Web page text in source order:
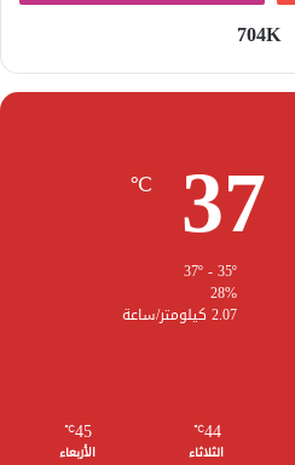
704K
37
℃
28%
2.07 كيلومتر/ساعة
44
℃
الثلاثاء
45
℃
الأربعاء